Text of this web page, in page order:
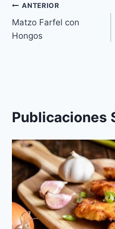
Navegación
de
ANTERIOR
Matzo Farfel con
Hongos
Publicaciones